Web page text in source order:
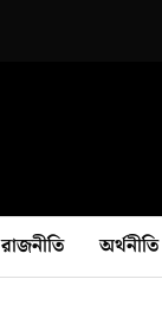
রাজনীতি অর্থনীতি